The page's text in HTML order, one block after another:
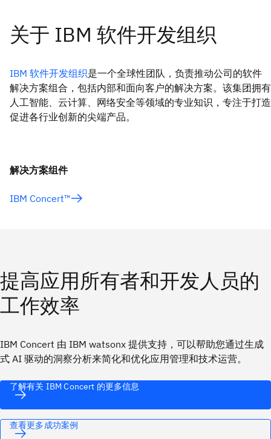
IBM 软件开发组织是一个全球性团队，负责推动公司的软件
解决方案组合，包括内部和面向客户的解决方案。该集团拥有
人工智能、云计算、网络安全等领域的专业知识，专注于打造
促进各行业创新的尖端产品。
解决方案组件
IBM Concert™
提高应用所有者和开发人员的
工作效率
IBM Concert 由 IBM watsonx 提供支持，可以帮助您通过生成
式 AI 驱动的洞察分析来简化和优化应用管理和技术运营。
了解有关 IBM Concert 的更多信息
查看更多成功案例